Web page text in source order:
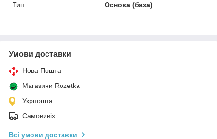
Тип
Основа (база)
Умови доставки
Нова Пошта
Магазини Rozetka
Укрпошта
Самовивіз
Всі умови доставки